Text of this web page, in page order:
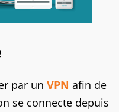
par un VPN afin de
se connecte depuis